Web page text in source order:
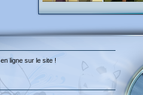
en ligne sur le site !